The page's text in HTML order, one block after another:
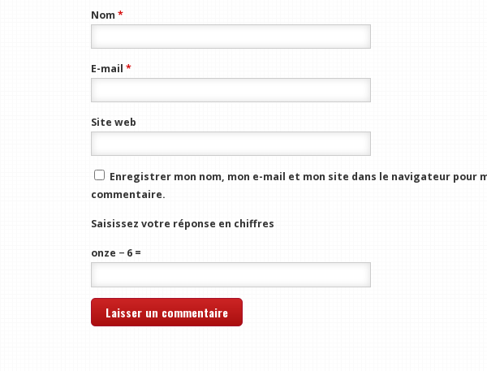
Nom*
E-mail *
Site web
Enregistrer mon nom, mon e-mail et mon site dans le navigateur pour
commentaire.
Saisissez votre réponse en chiffres
onze − 6 =